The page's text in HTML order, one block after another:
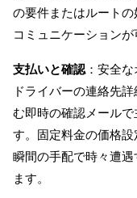
の要件またはルート
コミュニケーションが
支払いと確認：安全な
ドライバーの連絡先
む即時の確認メール
す。固定料金の価格
瞬間の手配で時々遭
ます。